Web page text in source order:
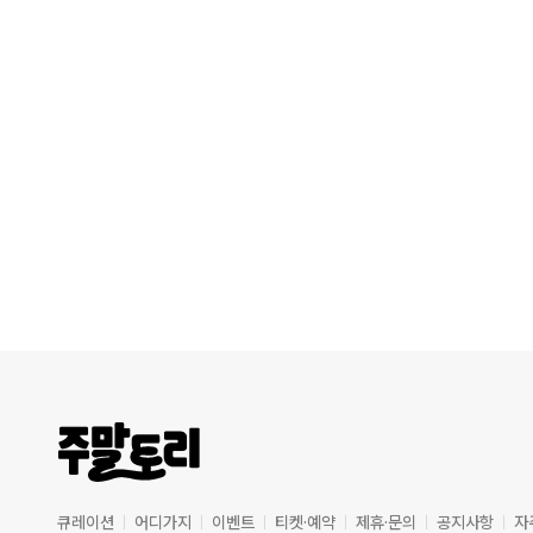
큐레이션 어디가지 이벤트 티켓·예약 제휴·문의 공지사항 자